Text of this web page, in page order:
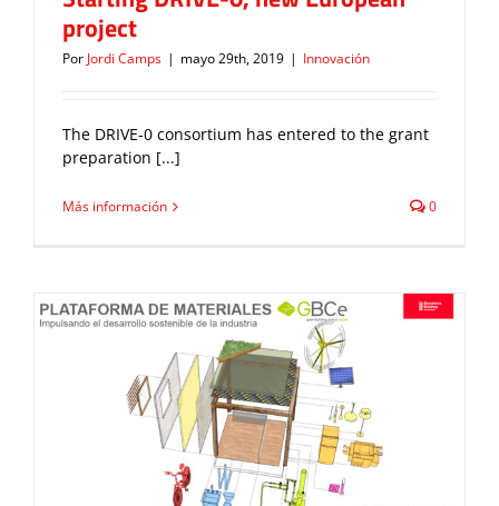
project
Por Jordi Camps | mayo 29th, 2019 | Innovación
The DRIVE-0 consortium has entered to the grant
preparation [...]
Más información 0
Picharchitects en Construmat 2019:
Materiales y economía circular
Flash News